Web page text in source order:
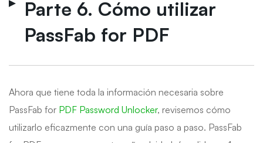
Parte 6. Cómo utilizar
PassFab for PDF
Ahora que tiene toda la información necesaria sobre
PassFab for PDF Password Unlocker, revisemos cómo
utilizarlo eficazmente con una guía paso a paso. PassFab